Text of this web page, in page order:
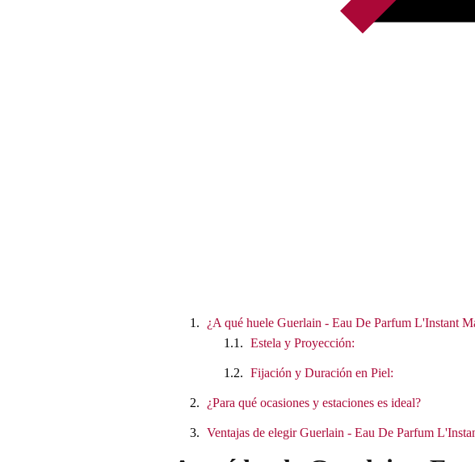
¿A qué huele Guerlain - Eau De Parfum L'Instant
Estela y Proyección:
Fijación y Duración en Piel:
¿Para qué ocasiones y estaciones es ideal?
Ventajas de elegir Guerlain - Eau De Parfum